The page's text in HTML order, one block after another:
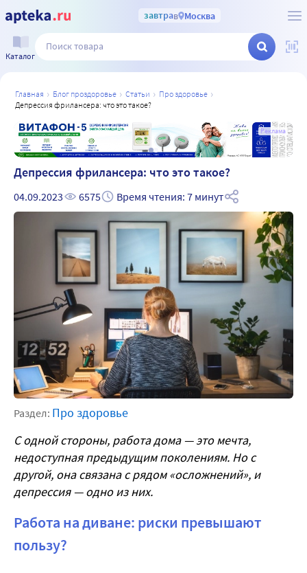
завтрав Москва
Каталог
главная блог проздоровье статьи
про здоровье
депрессия фрилансера: что это такое?
Реклама
Депрессия фрилансера: что это такое?
04.09.2023 6575 Время чтения: 7 минут
Раздел: Про здоровье
С одной стороны, работа дома — это мечта,
недоступная предыдущим поколениям. Но с
другой, она связана с рядом «осложнений», и
депрессия — одно из них.
Работа на диване: риски превышают
пользу?